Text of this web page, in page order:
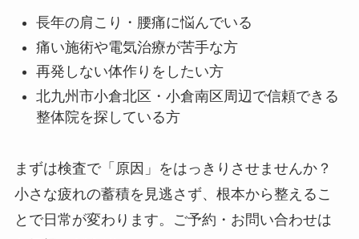
長年の肩こり・腰痛に悩んでいる
痛い施術や電気治療が苦手な方
再発しない体作りをしたい方
北九州市小倉北区・小倉南区周辺で信頼できる
整体院を探している方
まずは検査で「原因」をはっきりさせませんか？
小さな疲れの蓄積を見逃さず、根本から整えるこ
とで日常が変わります。ご予約・お問い合わせは